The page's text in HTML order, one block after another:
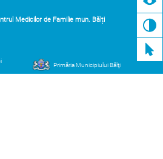
Medicilor de Familie mun. Bălți
Primăria Municipiului Bălţi